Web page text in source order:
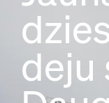
deju